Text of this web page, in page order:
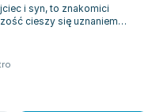
i syn, to znakomici
cieszy się uznaniem
jak i krytyk...